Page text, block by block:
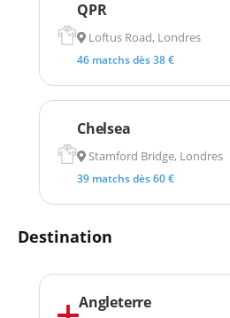
QPR
Loftus Road, Londres
46 matchs dès 38 €
Chelsea
Stamford Bridge, Londres
39 matchs dès 60 €
Destination
Angleterre